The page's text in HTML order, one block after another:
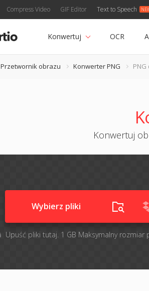
Compress Video GIF Editor Text to Speech
Konwertuj OCR
Przetwornik obrazu Konwerter PNG PNG
Konwertuj
Wybierz pliki
Upuść pliki tutaj. 1 GB Maksymalny rozmiar